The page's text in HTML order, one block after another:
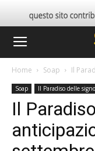
Home Soap Il
Soap Il Paradiso delle
Il